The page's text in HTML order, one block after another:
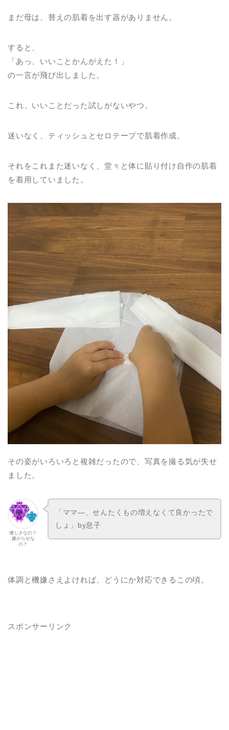
まだ母は、替えの肌着を出す器がありません。
すると、
「あっ、いいことかんがえた！」
の一言が飛び出しました。
これ、いいことだった試しがないやつ。
迷いなく、ティッシュとセロテープで肌着作成。
それをこれまた迷いなく、堂々と体に貼り付け自作の肌着
を着用していました。
その姿がいろいろと複雑だったので、写真を撮る気が失せ
ました。
優しさなの？
嫌がらせな
の？
「ママ―、せんたくもの増えなくて良かったで
しょ」by息子
体調と機嫌さえよければ、どうにか対応できるこの頃。
スポンサーリンク